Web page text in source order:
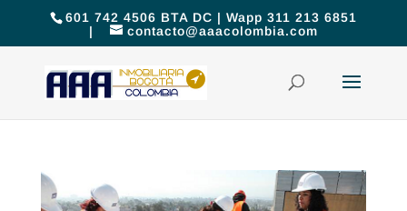
601 742 4506 BTA DC | Wapp 311 213 6851
|
contacto@aaacolombia.com